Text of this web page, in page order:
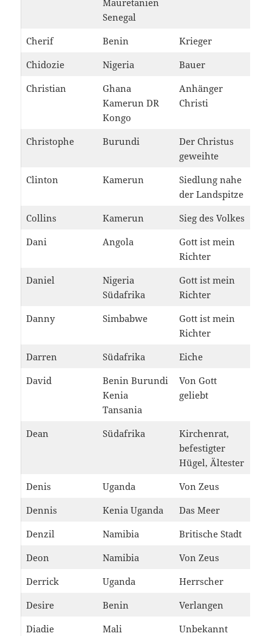
Mauretanien
Senegal
Cherif Benin
Krieger
Chidozie
Nigeria
Bauer
Christian
Ghana
Kamerun DR
Kongo
Anhänger
Christi
Christophe Burundi
Der Christus
geweihte
Clinton
Kamerun
Siedlung nahe
der Landspitze
Collins
Kamerun
Sieg des Volkes
Dani
Angola
Gott ist mein
Richter
Daniel
Nigeria
Südafrika
Gott ist mein
Richter
Danny
Simbabwe
Gott ist mein
Richter
Darren
Südafrika
Eiche
David
Benin Burundi
Kenia
Tansania
Von Gott
geliebt
Dean Südafrika
Kirchenrat,
befestigter
Hügel, Ältester
Denis
Uganda
Von Zeus
Dennis
Kenia Uganda
Das Meer
Denzil
Namibia
Britische Stadt
Deon
Namibia
Von Zeus
Derrick
Uganda
Herrscher
Desire
Benin
Verlangen
Diadie
Mali
Unbekannt